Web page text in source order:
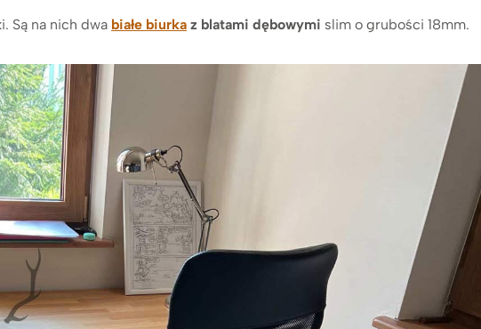
Są na nich dwa białe biurka z blatami dębowymi slim o grubości 18mm.